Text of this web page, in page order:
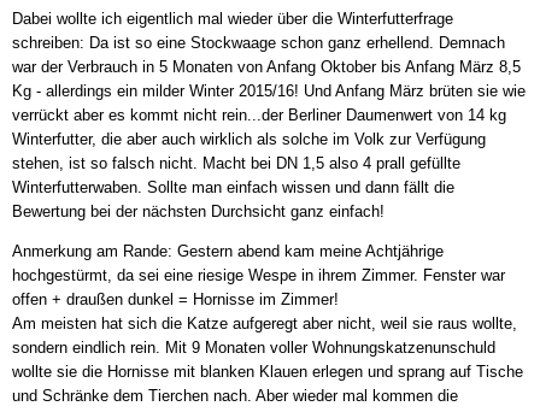
Dabei wollte ich eigentlich mal wieder über die Winterfutterfrage
schreiben: Da ist so eine Stockwaage schon ganz erhellend. Demnach
war der Verbrauch in 5 Monaten von Anfang Oktober bis Anfang März 8,5
Kg - allerdings ein milder Winter 2015/16! Und Anfang März brüten sie wie
verrückt aber es kommt nicht rein...der Berliner Daumenwert von 14 kg
Winterfutter, die aber auch wirklich als solche im Volk zur Verfügung
stehen, ist so falsch nicht. Macht bei DN 1,5 also 4 prall gefüllte
Winterfutterwaben. Sollte man einfach wissen und dann fällt die
Bewertung bei der nächsten Durchsicht ganz einfach!
Anmerkung am Rande: Gestern abend kam meine Achtjährige
hochgestürmt, da sei eine riesige Wespe in ihrem Zimmer. Fenster war
offen + draußen dunkel = Hornisse im Zimmer!
Am meisten hat sich die Katze aufgeregt aber nicht, weil sie raus wollte,
sondern eindlich rein. Mit 9 Monaten voller Wohnungskatzenunschuld
wollte sie die Hornisse mit blanken Klauen erlegen und sprang auf Tische
und Schränke dem Tierchen nach. Aber wieder mal kommen die